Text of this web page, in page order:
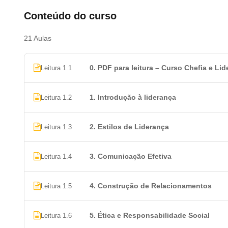
Introdução à Liderança
Comunicação Efetiva
Gestão de Conflitos
Feedback Construtivo
Desenvolvimento de Lideranças Internas
Gerenciamento do Tempo e Produtividade
Ferramentas de Gerenciamento de Projetos
Técnicas de Delegação
Conteúdo do curso
21 Aulas
Leitura 1.1 0. PDF para leitura – Curso Chefia e
Leitura 1.2 1. Introdução à liderança
Leitura 1.3 2. Estilos de Liderança
Leitura 1.4 3. Comunicação Efetiva
Leitura 1.5 4. Construção de Relacionamentos
Leitura 1.6 5. Ética e Responsabilidade Social